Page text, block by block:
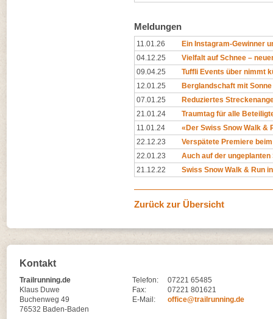
Meldungen
11.01.26
Ein Instagram-Gewinner
04.12.25
Vielfalt auf Schnee –
09.04.25
Tuffli Events über nimmt
12.01.25
Berglandschaft mit
07.01.25
Reduziertes
21.01.24
Traumtag für alle
11.01.24
«Der Swiss Snow Walk &
22.12.23
Verspätete Premiere
22.01.23
Auch auf der
21.12.22
Swiss Snow Walk & Run
Zurück zur Übersicht
Kontakt
Trailrunning.de
Klaus Duwe
Buchenweg 49
76532 Baden-Baden
Telefon:
07221 65485
Fax:
07221 801621
E-Mail:
office@trailrunning.de